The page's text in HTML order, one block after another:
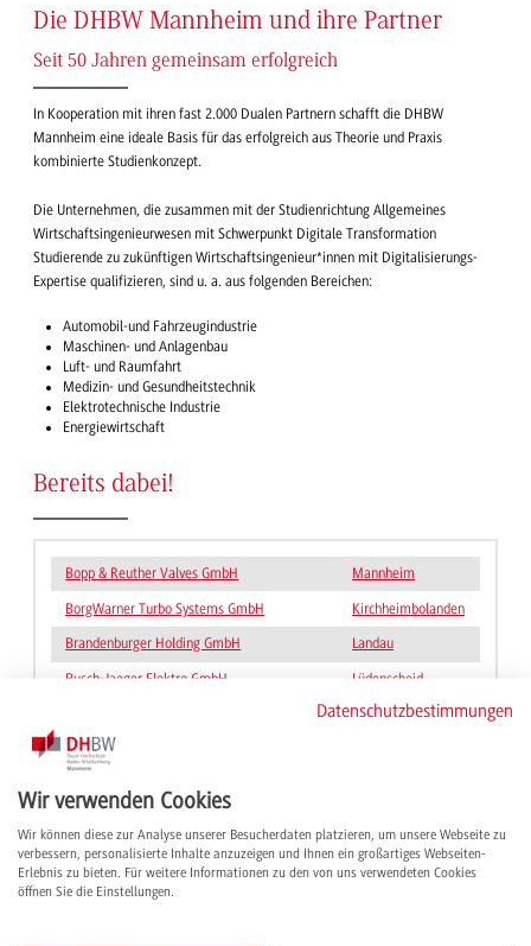
Die DHBW Mannheim und ihre Partner
Seit 50 Jahren gemeinsam erfolgreich
In Kooperation mit ihren fast 2.000 Dualen Partnern schafft die DHBW
Mannheim eine ideale Basis für das erfolgreich aus Theorie und Praxis
kombinierte Studienkonzept.
Die Unternehmen, die zusammen mit der Studienrichtung Allgemeines
Wirtschaftsingenieurwesen mit Schwerpunkt Digitale Transformation
Studierende zu zukünftigen Wirtschaftsingenieur*innen mit Digitalisierungs-
Expertise qualifizieren, sind u. a. aus folgenden Bereichen:
Automobil-und Fahrzeugindustrie
Maschinen- und Anlagenbau
Luft- und Raumfahrt
Medizin- und Gesundheitstechnik
Elektrotechnische Industrie
Energiewirtschaft
Bereits dabei!
Bopp & Reuther Valves GmbH Mannheim
BorgWarner Turbo Systems GmbH Kirchheimbolanden
Brandenburger Holding GmbH Landau
Busch-Jaeger Elektro GmbH Lüdenscheid
Schriesheim
Caterpillar Energy Solutions GmbH
Deutsche Bahn AG .
Deutsche Post AG SNL
Datenschutzbestimmungen
Wir verwenden Cookies
Wir können diese zur Analyse unserer Besucherdaten platzieren, um unsere Webseite zu
verbessern, personalisierte Inhalte anzuzeigen und Ihnen ein großartiges Webseiten-
Erlebnis zu bieten. Für weitere Informationen zu den von uns verwendeten Cookies
öffnen Sie die Einstellungen.